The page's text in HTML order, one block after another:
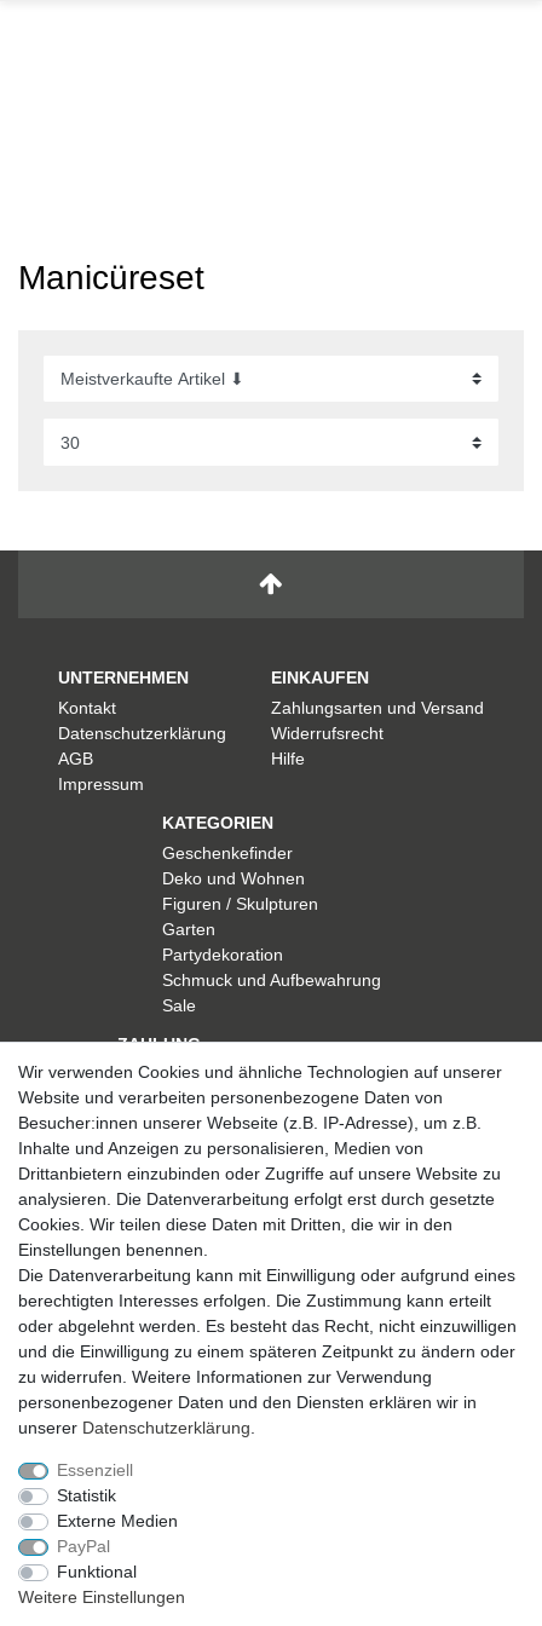
Manicüreset
UNTERNEHMEN
Kontakt
Datenschutzerklärung
AGB
Impressum
EINKAUFEN
Zahlungsarten und Versand
Widerrufsrecht
Hilfe
KATEGORIEN
Geschenkefinder
Deko und Wohnen
Figuren / Skulpturen
Garten
Partydekoration
Schmuck und Aufbewahrung
Sale
ZAHLUNG
VERSAND
SICHER EINKAUFEN
Sicher einkaufen mit
durchgehender SSL-Verschlüsselung
* Alle Preise verstehen sich inkl. MwSt. zzgl. Versandkosten. Alle Angebote sind
freibleibend zzgl. Versandkosten und bei Nachnahme Übermittlungsentgelt.
Wir verwenden Cookies und ähnliche Technologien auf unserer
Website und verarbeiten personenbezogene Daten von
Besucher:innen unserer Webseite (z.B. IP-Adresse), um z.B.
Inhalte und Anzeigen zu personalisieren, Medien von
Drittanbietern einzubinden oder Zugriffe auf unsere Website zu
analysieren. Die Datenverarbeitung erfolgt erst durch gesetzte
Cookies. Wir teilen diese Daten mit Dritten, die wir in den
Einstellungen benennen.
Die Datenverarbeitung kann mit Einwilligung oder aufgrund eines
berechtigten Interesses erfolgen. Die Zustimmung kann erteilt
oder abgelehnt werden. Es besteht das Recht, nicht einzuwilligen
und die Einwilligung zu einem späteren Zeitpunkt zu ändern oder
zu widerrufen. Weitere Informationen zur Verwendung
personenbezogener Daten und den Diensten erklären wir in
unserer Daten­schutz­erklärung
Essenziell
Statistik
Externe Medien
PayPal
Funktional
Weitere Einstellungen